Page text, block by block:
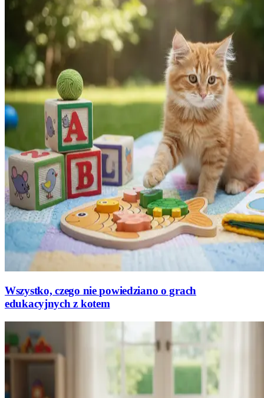
Wszystko, czego nie powiedziano o grach
edukacyjnych z kotem